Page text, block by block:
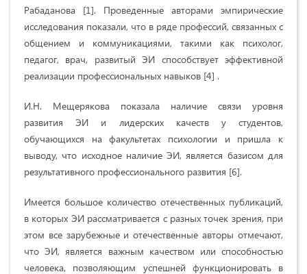
Рабаданова [1]. Проведенные авторами эмпирические
исследования показали, что в ряде профессий, связанных с
общением и коммуникациями, такими как психолог,
педагог, врач, развитый ЭИ способствует эффективной
реализации профессиональных навыков [4] .
И.Н. Мещерякова показала наличие связи уровня
развития ЭИ и лидерских качеств у студентов,
обучающихся на факультетах психологии и пришла к
выводу, что исходное наличие ЭИ, является базисом для
результативного профессионального развития [6].
Имеется большое количество отечественных публикаций,
в которых ЭИ рассматривается с разных точек зрения, при
этом все зарубежные и отечественные авторы отмечают,
что ЭИ, является важным качеством или способностью
человека, позволяющим успешней функционировать в